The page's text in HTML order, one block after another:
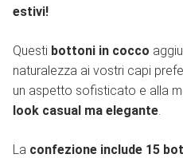
estivi!
Questi bottoni in cocco
naturalezza ai vostri capi
un aspetto sofisticato e alla
look casual ma elegante.
La confezione include 15